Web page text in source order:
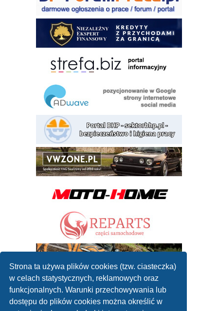
Strona ta używa plików cookies (tzw. ciasteczka)
w celach statystycznych, reklamowych oraz
funkcjonalnych. Warunki przechowywania lub
dostępu do plików cookies można określić w